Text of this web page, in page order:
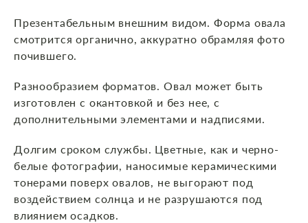
Презентабельным внешним видом. Форма овала
смотрится органично, аккуратно обрамляя фото
почившего.
Разнообразием форматов. Овал может быть
изготовлен с окантовкой и без нее, с
дополнительными элементами и надписями.
Долгим сроком службы. Цветные, как и черно-
белые фотографии, наносимые керамическими
тонерами поверх овалов, не выгорают под
воздействием солнца и не разрушаются под
влиянием осадков.